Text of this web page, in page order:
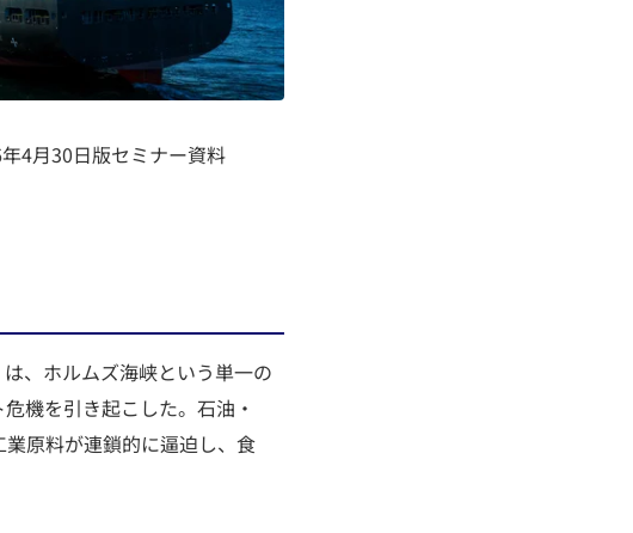
4月30日版セミナー資料
、ホルムズ海峡という単一の
機を引き起こした。石油・
原料が連鎖的に逼迫し、食